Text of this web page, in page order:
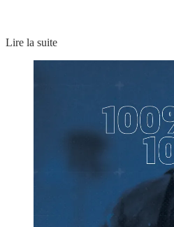
Lire la suite